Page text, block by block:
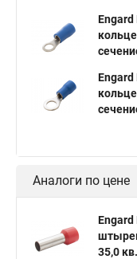
Аналоги по цене
35,0